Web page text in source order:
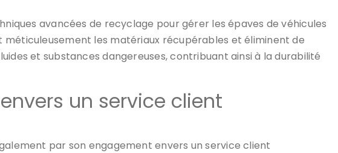
avancées de recyclage pour gérer les épaves de véhicules
méticuleusement les matériaux récupérables et éliminent de
et substances dangereuses, contribuant ainsi à la durabilité
un service client
par son engagement envers un service client